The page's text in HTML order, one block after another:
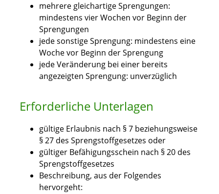
mehrere gleichartige Sprengungen:
mindestens vier Wochen vor Beginn der
Sprengungen
jede sonstige Sprengung: mindestens eine
Woche vor Beginn der Sprengung
jede Veränderung bei einer bereits
angezeigten Sprengung: unverzüglich
Erforderliche Unterlagen
gültige Erlaubnis nach § 7 beziehungsweise
§ 27 des Sprengstoffgesetzes oder
gültiger Befähigungsschein nach § 20 des
Sprengstoffgesetzes
Beschreibung, aus der Folgendes
hervorgeht: